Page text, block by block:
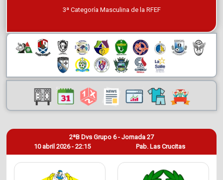
3ª Categoría Masculina de la RFEF
10 abril 2026 - 22:15
2ªB Dvs Grupo 6 - Jornada 27
Pab. Las Crucitas